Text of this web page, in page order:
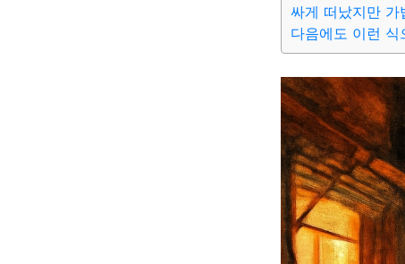
싸게 떠났지만 가
다음에도 이런